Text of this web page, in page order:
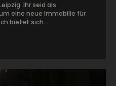
Ihr seid als
eine neue Immobilie für
bietet sich...